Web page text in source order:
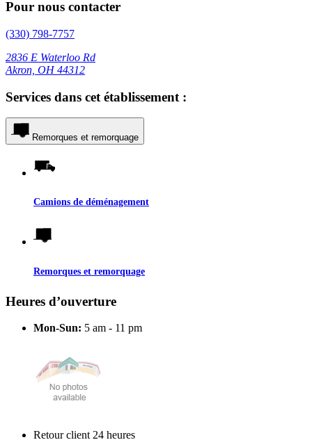
Pour nous contacter
(330) 798-7757
2836 E Waterloo Rd
Akron, OH 44312
Services dans cet établissement :
Remorques et remorquage
Camions de déménagement
Remorques et remorquage
Heures d’ouverture
Mon-Sun: 5 am - 11 pm
Retour client 24 heures